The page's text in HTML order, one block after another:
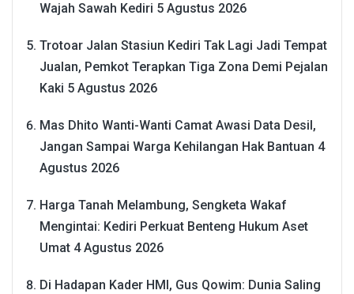
Wajah Sawah Kediri 5 Agustus 2026
Trotoar Jalan Stasiun Kediri Tak Lagi Jadi Tempat
Jualan, Pemkot Terapkan Tiga Zona Demi Pejalan
Kaki 5 Agustus 2026
Mas Dhito Wanti-Wanti Camat Awasi Data Desil,
Jangan Sampai Warga Kehilangan Hak Bantuan 4
Agustus 2026
Harga Tanah Melambung, Sengketa Wakaf
Mengintai: Kediri Perkuat Benteng Hukum Aset
Umat 4 Agustus 2026
Di Hadapan Kader HMI, Gus Qowim: Dunia Saling